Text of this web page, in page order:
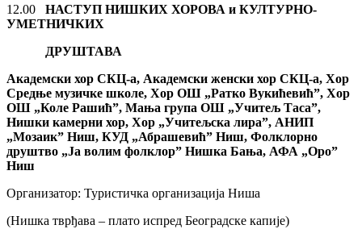
12.00 НАСТУП НИШКИХ ХОРОВА и КУЛТУРНО-
УМЕТНИЧКИХ
ДРУШТАВА
Академски хор СКЦ-а, Академски женски хор СКЦ-а, Хор
Средње музичке школе, Хор ОШ „Ратко Вукићевић”, Хор
ОШ „Коле Рашић”, Мања група ОШ „Учитељ Таса”,
Нишки камерни хор, Хор „Учитељска лира”, АНИП
„Мозаик” Ниш, КУД „Абрашевић” Ниш, Фолклорно
друштво „Ја волим фолклор” Нишка Бања, АФА „Оро”
Ниш
Организатор: Туристичка организација Ниша
(Нишка тврђава – плато испред Београдске капије)